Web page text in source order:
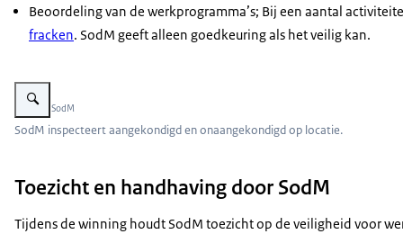
Beoordeling van de werkprogramma’s; Bij een aantal
fracken. SodM geeft alleen goedkeuring als het veilig kan.
Vergroot afbeelding Een inspecteur op inspectie
Beeld: © SodM
SodM inspecteert aangekondigd en onaangekondigd op locatie.
Toezicht en handhaving door SodM
Tijdens de winning houdt SodM toezicht op de veiligheid voor